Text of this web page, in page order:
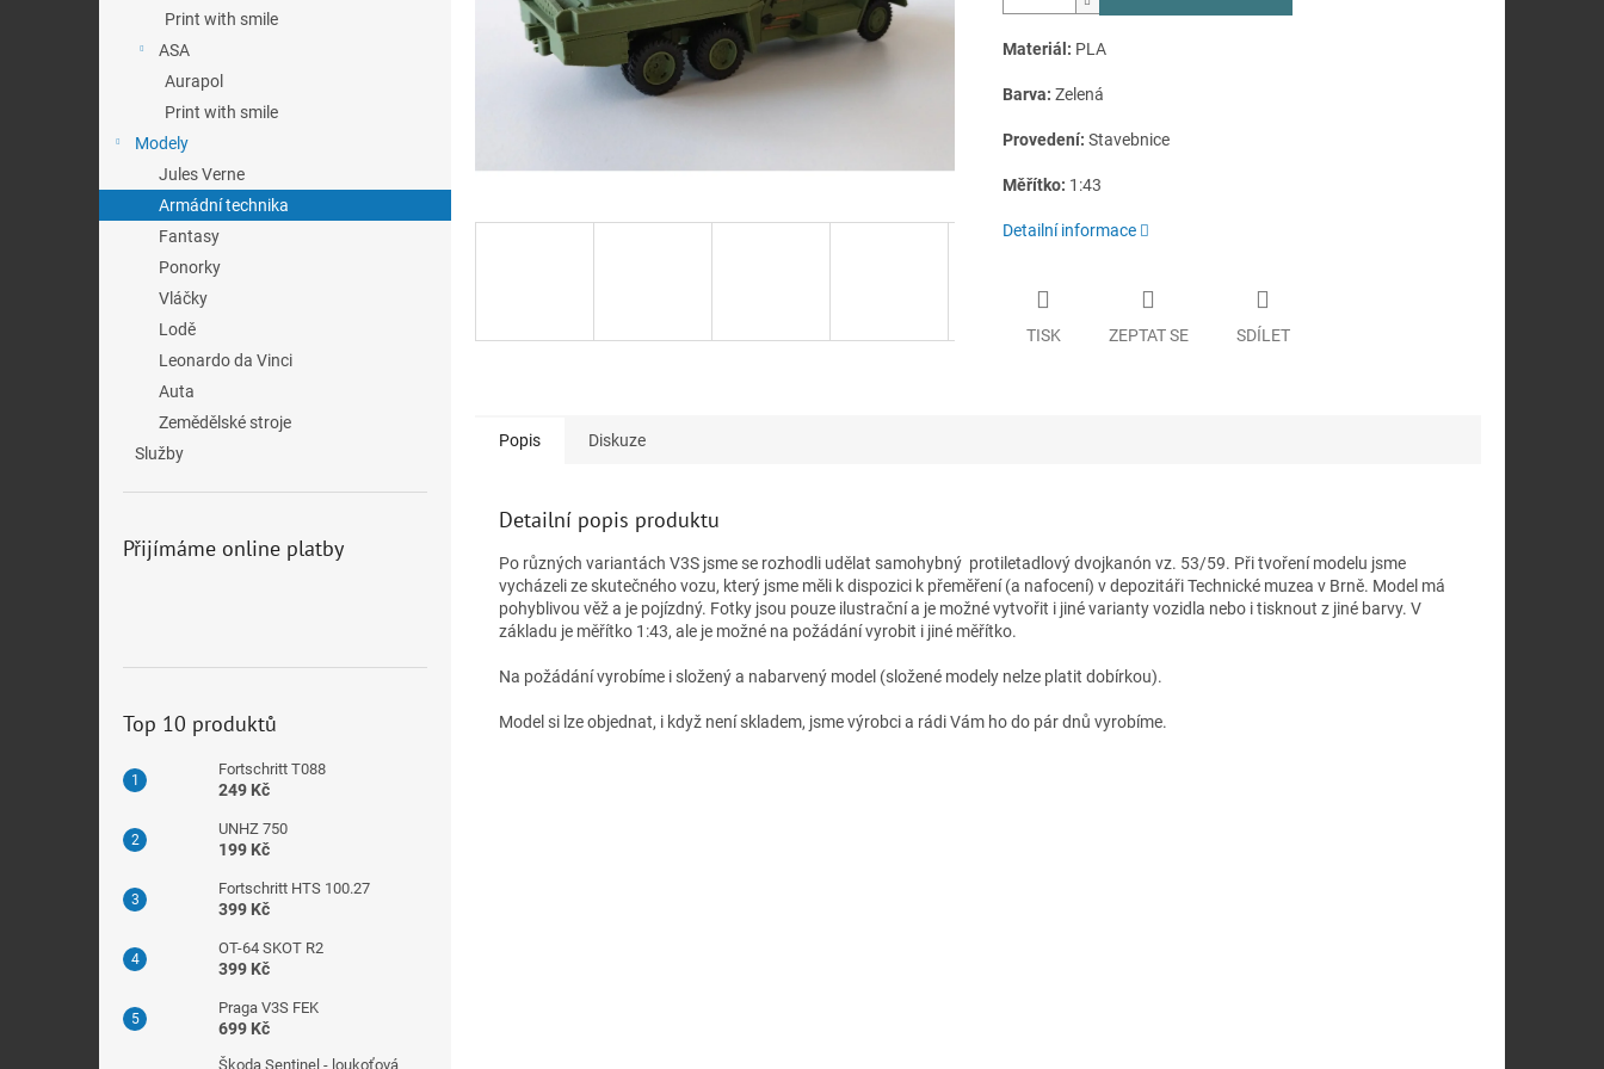
Print with smile
ASA
Aurapol
Print with smile
Modely
Jules Verne
Armádní technika
Fantasy
Ponorky
Vláčky
Lodě
Leonardo da Vinci
Auta
Zemědělské stroje
Služby
Přijímáme online platby
Top 10 produktů
Fortschritt T088
249 Kč
UNHZ 750
199 Kč
Fortschritt HTS 100.27
399 Kč
OT-64 SKOT R2
399 Kč
Praga V3S FEK
699 Kč
Škoda Sentinel - loukoťová
Materiál: PLA
Barva: Zelená
Provedení: Stavebnice
Měřítko: 1:43
Detailní informace
TISK ZEPTAT SE SDÍLET
Popis Diskuze
Detailní popis produktu
Po různých variantách V3S jsme se rozhodli udělat samohybný protiletadlový dvojkanón vz. 53/59. Při tvoření modelu jsme
vycházeli ze skutečného vozu, který jsme měli k dispozici k přeměření (a nafocení) v depozitáři Technické muzea v Brně. Model má
pohyblivou věž a je pojízdný. Fotky jsou pouze ilustrační a je možné vytvořit i jiné varianty vozidla nebo i tisknout z jiné barvy. V
základu je měřítko 1:43, ale je možné na požádání vyrobit i jiné měřítko.
Na požádání vyrobíme i složený a nabarvený model (složené modely nelze platit dobírkou).
Model si lze objednat, i když není skladem, jsme výrobci a rádi Vám ho do pár dnů vyrobíme.